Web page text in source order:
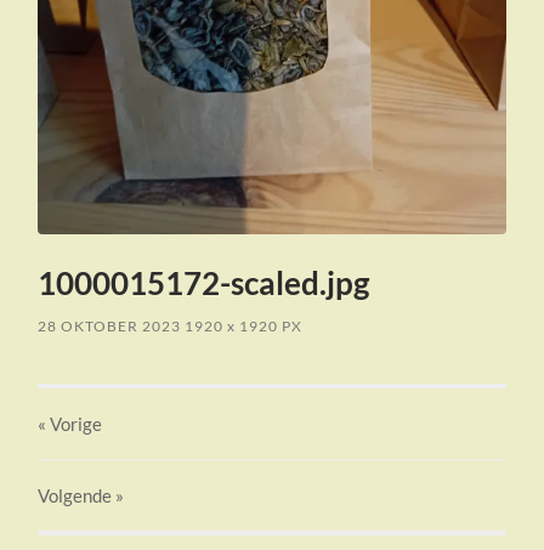
1000015172-scaled.jpg
28 OKTOBER 2023 1920x 1920 PX
« Vorige
Volgende »